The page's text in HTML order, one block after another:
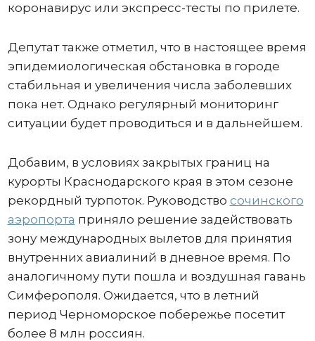
коронавирус или экспресс-тесты по прилете.
Депутат также отметил, что в настоящее время
эпидемиологическая обстановка в городе
стабильная и увеличения числа заболевших
пока нет. Однако регулярный мониторинг
ситуации будет проводиться и в дальнейшем.
Добавим, в условиях закрытых границ на
курорты Краснодарского края в этом сезоне
рекордный турпоток. Руководство сочинского
аэропорта приняло решение задействовать
зону международных вылетов для принятия
внутренних авиалиний в дневное время. По
аналогичному пути пошла и воздушная гавань
Симферополя. Ожидается, что в летний
период Черноморское побережье посетит
более 8 млн россиян.